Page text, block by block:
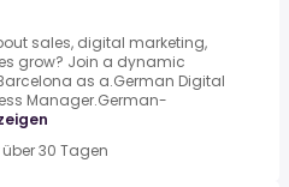
sales, digital marketing,
grow? Join a dynamic
as a.German Digital
Manager.German-
30 Tagen